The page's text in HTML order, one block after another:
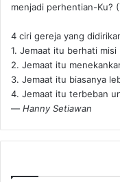
menjadi perhentian-Ku?
4 ciri gereja yang
1. Jemaat itu berhati misi
2. Jemaat itu
3. Jemaat itu biasanya
4. Jemaat itu terbeban
— Hanny Setiawan